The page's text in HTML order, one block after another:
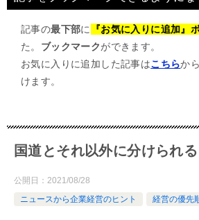
記事の最下部に 『お気に入りに追加』
た。 ブックマークができます。
お気に入りに追加した記事はこちらか
けます。
国道とそれ以外に分けられる
公開日： 2021/08/28
ニュースから企業経営のヒント
経営の優先